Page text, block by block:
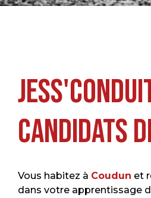
candidats
Vous habitez à Coudun et
dans votre apprentissage